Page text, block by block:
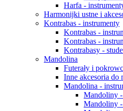
Harfa -
Harmonijki ustne i
Kontrabas - instrumenty
Kontrabas -
Kontrabas -
Kontrabasy -
Mandolina
Futerały i
Inne akcesoria do
Mandolina -
Mandoliny
Mandoliny